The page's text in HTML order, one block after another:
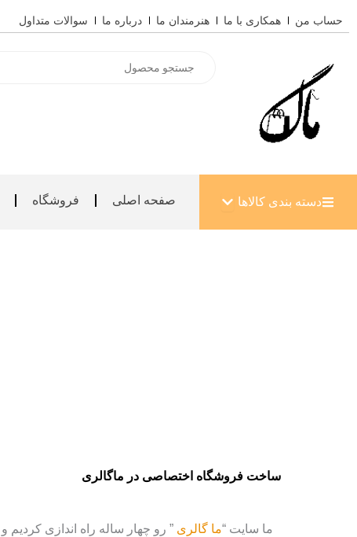
به
حساب من همکاری با ما هنرمندان ما درباره ما سوالات متداول
search
دسته بندی کالاها باز کردن دسته بندی کالاها
صفحه اصلی فروشگاه
ساخت فروشگاه اختصاصی در ماگالری
ما سایت “ما گالری ” رو چهار ساله راه اندازی